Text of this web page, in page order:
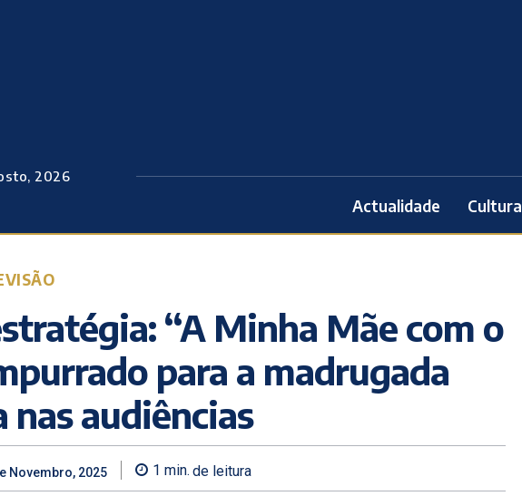
2026
Actualidade Cultura
“A Minha Mãe com o
para a madrugada
nas audiências
Novembro, 2025 1 min. de leitura